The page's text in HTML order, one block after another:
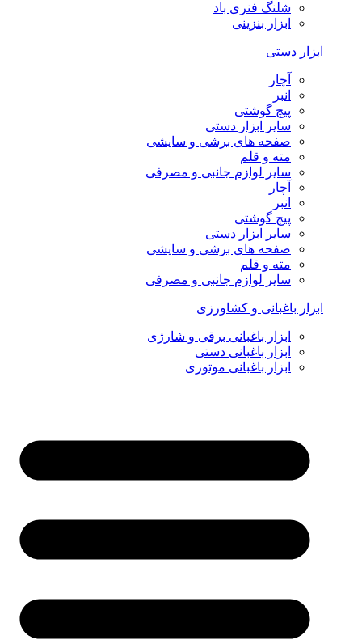
شلنگ فنری باد
ابزار بنزینی
ابزار دستی
آچار
انبر
پیچ گوشتی
سایر ابزار دستی
صفحه های برشی و سایشی
مته و قلم
سایر لوازم جانبی و مصرفی
آچار
انبر
پیچ گوشتی
سایر ابزار دستی
صفحه های برشی و سایشی
مته و قلم
سایر لوازم جانبی و مصرفی
ابزار باغبانی و کشاورزی
ابزار باغبانی برقی و شارژی
ابزار باغبانی دستی
ابزار باغبانی موتوری